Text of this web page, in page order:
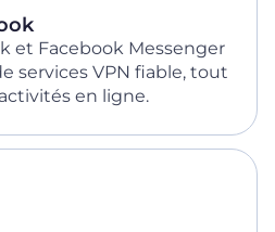
et Facebook Messenger
services VPN fiable, tout
en ligne.